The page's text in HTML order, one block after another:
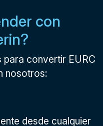
con
para convertir EURC
nosotros:
desde cualquier